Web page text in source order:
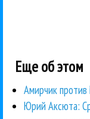
Еще об этом
Амирчик против
Юрий Аксюта: